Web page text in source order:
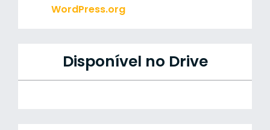
WordPress.org
Disponível no Drive